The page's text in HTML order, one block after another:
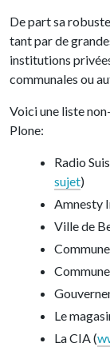
De part sa
tant par de
institutions
communales ou
Voici une liste
Plone:
Radio
sujet)
Amnesty
Ville de
Le
La CIA (